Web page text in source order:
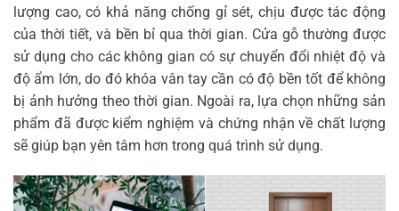
lượng cao, có khả năng chống gỉ sét, chịu được tác động
của thời tiết, và bền bỉ qua thời gian. Cửa gỗ thường được
sử dụng cho các không gian có sự chuyển đổi nhiệt độ và
độ ẩm lớn, do đó khóa vân tay cần có độ bền tốt để không
bị ảnh hưởng theo thời gian. Ngoài ra, lựa chọn những sản
phẩm đã được kiểm nghiệm và chứng nhận về chất lượng
sẽ giúp bạn yên tâm hơn trong quá trình sử dụng.